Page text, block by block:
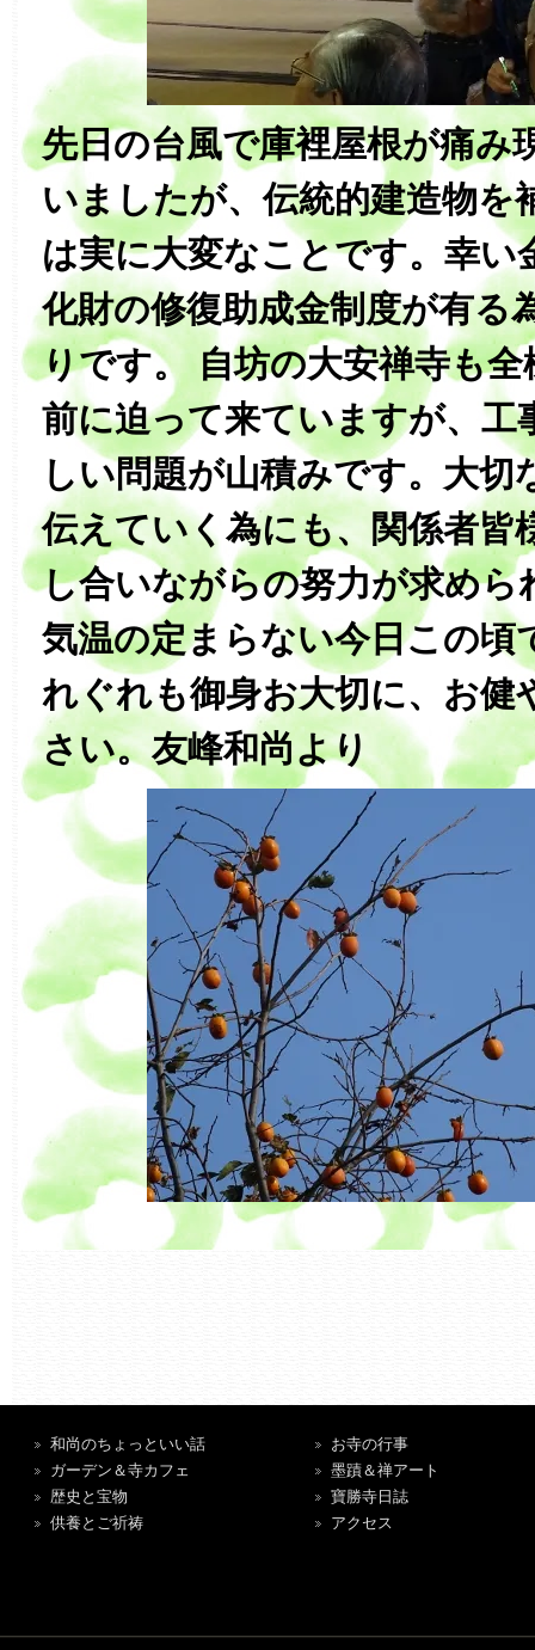
先日の台風で庫裡屋根が痛み
いましたが、伝統的建造物を
は実に大変なことです。幸い
化財の修復助成金制度が有る
りです。 自坊の大安禅寺も
前に迫って来ていますが、工
しい問題が山積みです。大切
伝えていく為にも、関係者皆
し合いながらの努力が求めら
気温の定まらない今日この頃
れぐれも御身お大切に、お健
さい。友峰和尚より
和尚のちょっといい話
ガーデン＆寺カフェ
歴史と宝物
供養とご祈祷
お寺の行事
墨蹟＆禅アート
寶勝寺日誌
アクセス